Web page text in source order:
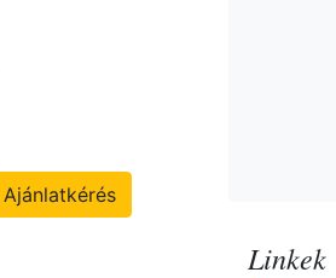
Ajánlatkérés
Linkek